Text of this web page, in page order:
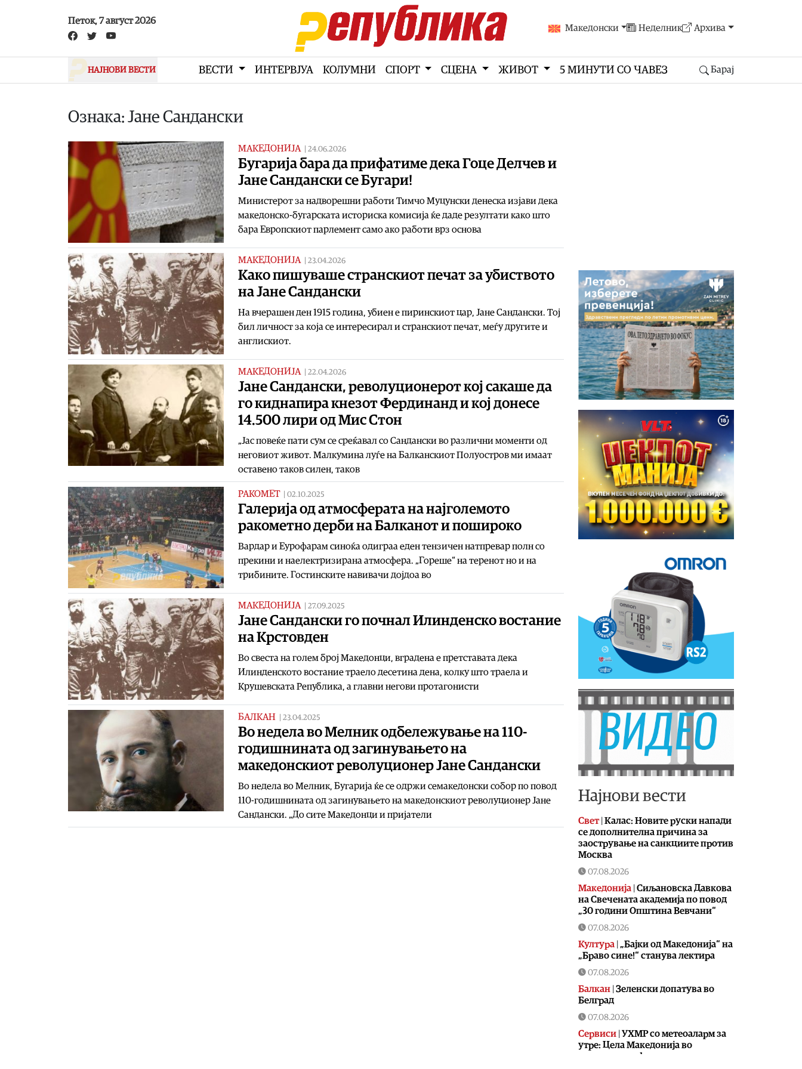
Петок, 7 август 2026
Македонски Неделник Архива
НАЈНОВИ ВЕСТИ ВЕСТИ ИНТЕРВЈУА КОЛУМНИ СПОРТ СЦЕНА ЖИВОТ 5 МИНУТИ СО ЧАВЕЗ Барај
Ознака: Јане Сандански
МАКЕДОНИЈА | 24.06.2026
Бугарија бара да прифатиме дека Гоце Делчев и
Јане Сандански се Бугари!
Министерот за надворешни работи Тимчо Муцунски денеска изјави дека
македонско-бугарската историска комисија ќе даде резултати како што
бара Европскиот парлемент само ако работи врз основа
МАКЕДОНИЈА | 23.04.2026
Kaко пишуваше странскиот печат за убиството
на Јане Сандански
На вчерашен ден 1915 година, убиен е пиринскиот цар, Јане Сандански. Тој
бил личност за која се интересирал и странскиот печат, меѓу другите и
англискиот.
МАКЕДОНИЈА | 22.04.2026
Jане Сандански, револуционерот кој сакаше да
го киднапира кнезот Фердинанд и кој донесе
14.500 лири од Мис Стон
„Јас повеќе пати сум се среќавал со Сандански во различни моменти од
неговиот живот. Малкумина луѓе на Балканскиот Полуостров ми имаат
оставено таков силен, таков
РАКОМЕТ | 02.10.2025
Галерија од атмосферата на најголемото
ракометно дерби на Балканот и пошироко
Вардар и Еурофарам синоќа одиграа еден тензичен натпревар полн со
прекини и наелектризирана атмосфера. „Гореше“ на теренот но и на
трибините. Гостинските навивачи дојдоа во
МАКЕДОНИЈА | 27.09.2025
Jане Сандански го почнал Илинденско востание
на Крстовден
Во свеста на голем број Македонци, вградена е претставата дека
Илинденското востание траело десетина дена, колку што траела и
Крушевската Република, а главни негови протагонисти
БАЛКАН | 23.04.2025
Во недела во Мелник одбележување на 110-
годишнината од загинувањето на
македонскиот револуционер Јане Сандански
Во недела во Мелник, Бугарија ќе се одржи семакедонски собор по повод
110-годишнината од загинувањето на македонскиот револуционер Јане
Сандански. „До сите Македонци и пријатели
Најнови вести
Свет| Калас: Новите руски напади
се дополнителна причина за
заострување на санкциите против
Москва
07.08.2026
Македонија | Сиљановска Давкова
на Свечената академија по повод
„30 години Општина Вевчани“
07.08.2026
Култура | „Бајки од Македонија“ на
„Браво сине!“ станува лектира
07.08.2026
Балкан | Зеленски допатува во
Белград
07.08.2026
Сервиси | УХМР со метеоаларм за
утре: Цела Македонија во
портокалова фаза